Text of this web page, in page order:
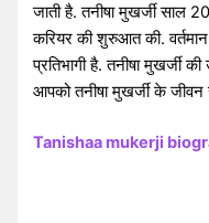
जाती है. तनीषा मुखर्जी
करियर की शुरुआत की.
प्रतिभागी है. तनीषा मुखर्जी
आपको तनीषा मुखर्जी के जीवन
Tanishaa mukerji